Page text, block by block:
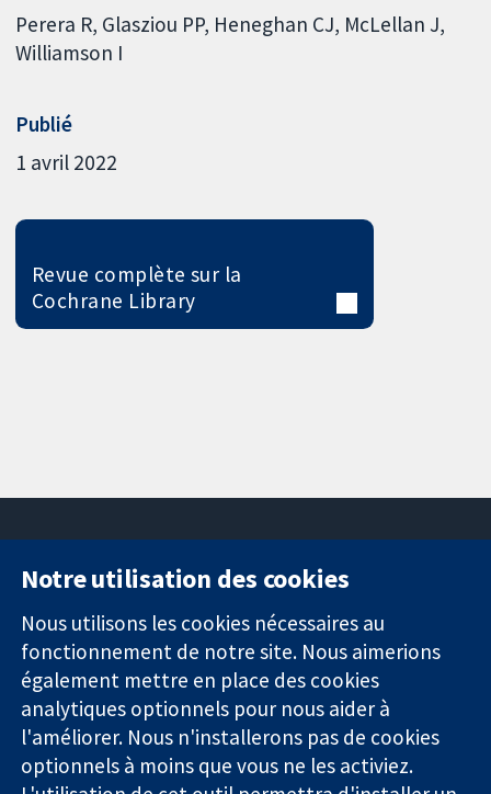
Perera R Glasziou PP Heneghan CJ McLellan J
Williamson I
Publié
1 avril 2022
Revue complète sur la
Cochrane Library
Des données
probantes.
Des décisions
éclairées.
Une meilleure
santé.
11-13 Cavendish
Square
Londres
W1G0AN
Royaume-Uni
nous
Actualités
Service de
presse
Qui sommes-
nous
Offres
d'emploi
Notre utilisation des cookies
Nous utilisons les cookies nécessaires au
fonctionnement de notre site. Nous aimerions
également mettre en place des cookies
analytiques optionnels pour nous aider à
l'améliorer. Nous n'installerons pas de cookies
optionnels à moins que vous ne les activiez.